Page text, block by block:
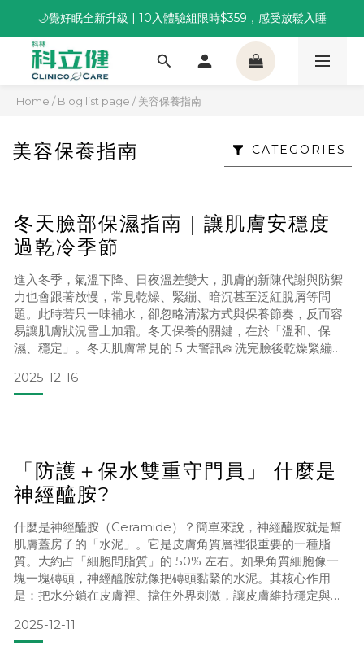
董事長推薦保養組合｜體驗價 $1,800 起，最高享 6 折
🌙覺好眠全新升級 | 10入體驗組限時$359，感受放鬆入睡
董事長推薦保養組合｜體驗價 $1,800 起，最高享 6 折
Home /Blog list page /美容保養指南
美容保養指南 CATEGORIES
冬天臉部保濕指南｜讓肌膚安穩度
過乾冷季節
進入冬季，氣溫下降、日夜溫差變大，肌膚的新陳代謝與防禦
力也會跟著放慢，常見乾燥、緊繃、暗沉甚至泛紅脫屑等問
題。此時若只一味補水，卻忽略清潔方式與保養節奏，反而容
易讓肌膚狀況雪上加霜。冬天保養的關鍵，在於「溫和、保
濕、穩定」。冬天肌膚常見的 5 大警訊❄️ 洗完臉後乾燥緊繃、
不足，細紋與肌膚老化感加劇❄️ 代謝變慢，角質堆積導致粉刺
與痘痘增加❄️ 防禦力下降，肌膚容易敏感、泛紅、乾癢🔹 冬季
2025-12-16
「防護＋保水雙重守門員」 什麼是
神經醯胺?
什麼是神經醯胺（Ceramide）？簡單來說，神經醯胺就是幫
肌膚蓋房子的「水泥」。它是皮膚角質層裡很重要的一種脂
質。大約占「細胞間脂質」的 50% 左右。如果角質細胞像一
塊一塊磚頭，神經醯胺就像把磚頭黏緊的水泥。其核心作用
是：把水分鎖在皮膚裡、擋住外界刺激，讓皮膚維持穩定與彈
「賽洛美」，許多高效保濕、屏障修護型的保養品裡都會加入
它作為核心成分。神經醯胺在皮膚裡主要負責什麼？可以把它
2025-12-11